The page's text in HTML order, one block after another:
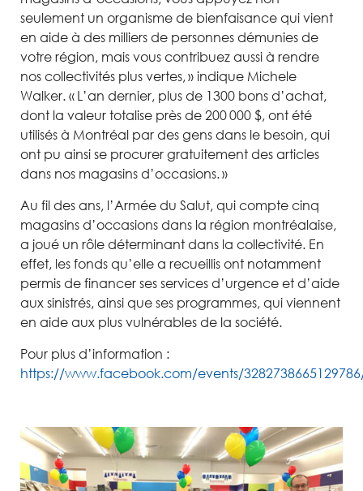
seulement un organisme de bienfaisance qui vient
en aide à des milliers de personnes démunies de
votre région, mais vous contribuez aussi à rendre
nos collectivités plus vertes, » indique Michele
Walker. « L’an dernier, plus de 1300 bons d’achat,
dont la valeur totalise près de 200 000 $, ont été
utilisés à Montréal par des gens dans le besoin, qui
ont pu ainsi se procurer gratuitement des articles
dans nos magasins d’occasions. »
Au fil des ans, l’Armée du Salut, qui compte cinq
magasins d’occasions dans la région montréalaise,
a joué un rôle déterminant dans la collectivité. En
effet, les fonds qu’elle a recueillis ont notamment
permis de financer ses services d’urgence et d’aide
aux sinistrés, ainsi que ses programmes, qui viennent
en aide aux plus vulnérables de la société.
Pour plus d’information :
https://www.facebook.com/events/